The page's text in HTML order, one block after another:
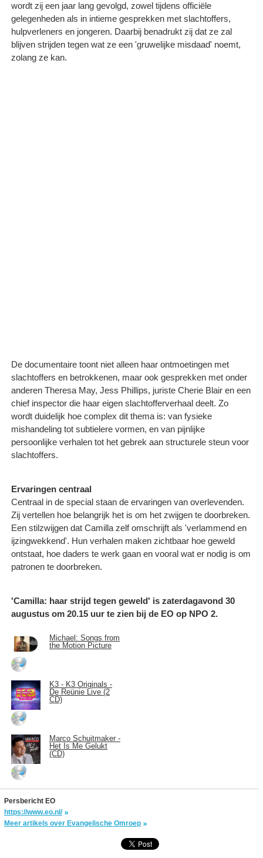
wordt zij een jaar lang gevolgd, zowel tijdens officiële
gelegenheden als in intieme gesprekken met slachtoffers,
hulpverleners en jongeren. Daarbij benadrukt zij dat ze zal
blijven strijden tegen wat ze een 'gruwelijke misdaad' noemt,
zolang ze kan.
De documentaire toont niet alleen haar ontmoetingen met
slachtoffers en betrokkenen, maar ook gesprekken met onder
anderen Theresa May, Jess Phillips, juriste Cherie Blair en een
chief inspector die haar eigen slachtofferverhaal deelt. Zo
wordt duidelijk hoe complex dit thema is: van fysieke
mishandeling tot subtielere vormen, en van pijnlijke
persoonlijke verhalen tot het gebrek aan structurele steun voor
slachtoffers.
Ervaringen centraal
Centraal in de special staan de ervaringen van overlevenden.
Zij vertellen hoe belangrijk het is om het zwijgen te doorbreken.
Een stilzwijgen dat Camilla zelf omschrijft als 'verlammend en
ijzingwekkend'. Hun verhalen maken zichtbaar hoe geweld
ontstaat, hoe daders te werk gaan en vooral wat er nodig is om
patronen te doorbreken.
'Camilla: haar strijd tegen geweld' is zaterdagavond 30
augustus om 20.15 uur te zien bij de EO op NPO 2.
Michael: Songs from
the Motion Picture
K3 - K3 Originals -
De Reünie Live (2
CD)
Marco Schuitmaker -
Het Is Me Gelukt
(CD)
Persbericht EO
https://www.eo.nl/
Meer artikels over Evangelische Omroep